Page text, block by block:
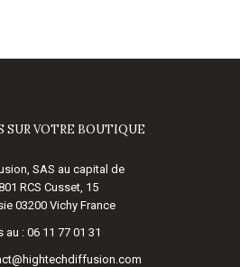
SUR VOTRE BOUTIQUE
SAS au capital de
RCS Cusset, 15
03200 Vichy France
au : 06 11 77 01 31